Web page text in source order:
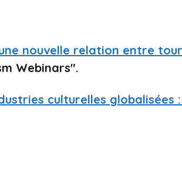
nouvelle relation entre
Webinars".
culturelles globalisées